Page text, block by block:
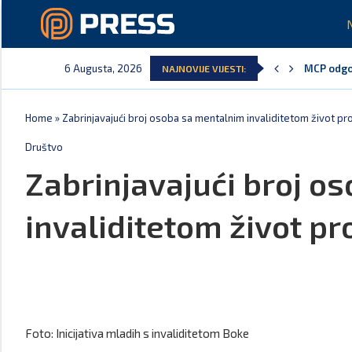
6 Augusta, 2026 NAJNOVIJE VIJESTI:
MCP
Andrić:
Spajić:
Vučić
Poreska
Laković:
Home » Zabrinjavajući broj osoba sa mentalnim invaliditetom život
Društvo
Zabrinjavajući broj
invaliditetom život
Foto: Inicijativa mladih s invaliditetom Boke